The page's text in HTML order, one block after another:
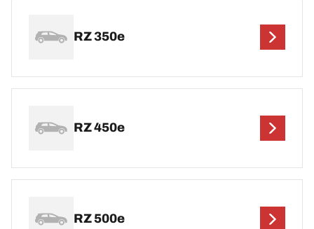
RZ 350e
RZ 450e
RZ 500e